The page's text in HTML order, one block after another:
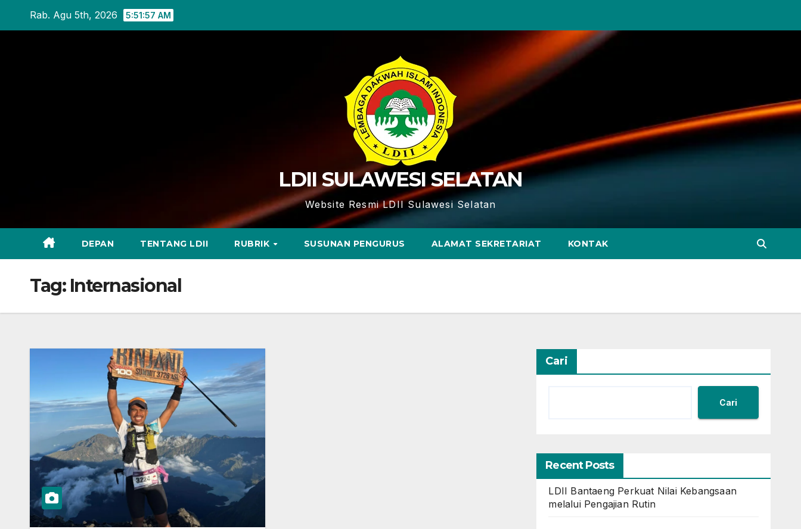
Rab. Agu 5th, 2026 5:51:58 AM
LDII SULAWESI SELATAN
Website Resmi LDII Sulawesi Selatan
DEPAN TENTANG LDII RUBRIK SUSUNAN PENGURUS ALAMAT SEKRETARIAT KONTAK
Tag: Internasional
Cari
Cari
Recent Posts
LDII Bantaeng Perkuat Nilai Kebangsaan
melalui Pengajian Rutin